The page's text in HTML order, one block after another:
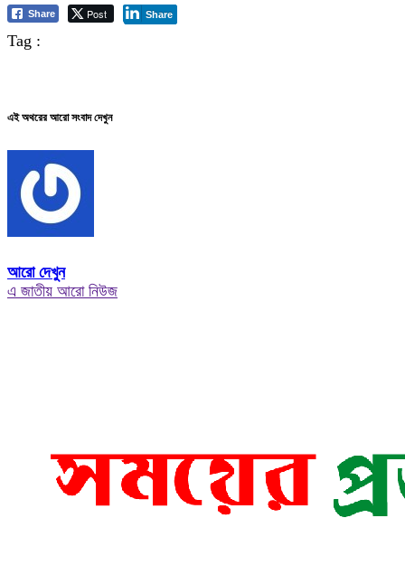
Share Post Share
Tag :
এই অথরের আরো সংবাদ দেখুন
আরো দেখুন
এ জাতীয় আরো নিউজ